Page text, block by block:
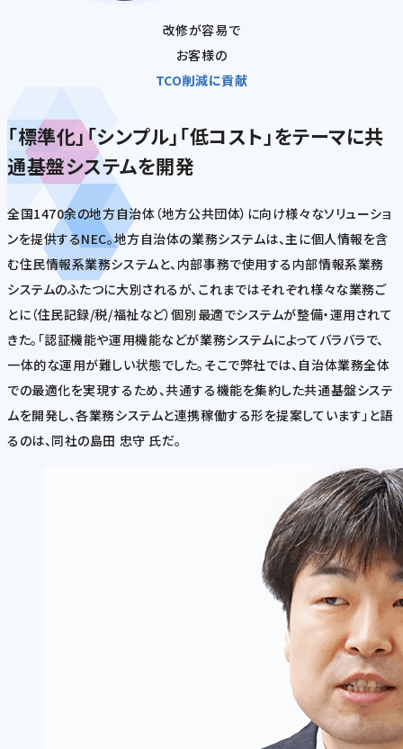
改修が容易で
お客様の
TCO削減に貢献
「標準化」「シンプル」「低コスト」をテーマに共
通基盤システムを開発
全国1470余の地方自治体（地方公共団体）に向け様々なソリューショ
ンを提供するNEC。地方自治体の業務システムは、主に個人情報を含
む住民情報系業務システムと、内部事務で使用する内部情報系業務
システムのふたつに大別されるが、これまではそれぞれ様々な業務ご
とに（住民記録/税/福祉など）個別最適でシステムが整備・運用されて
きた。「認証機能や運用機能などが業務システムによってバラバラで、
一体的な運用が難しい状態でした。そこで弊社では、自治体業務全体
での最適化を実現するため、共通する機能を集約した共通基盤システ
ムを開発し、各業務システムと連携稼働する形を提案しています」と語
るのは、同社の島田 忠守 氏だ。